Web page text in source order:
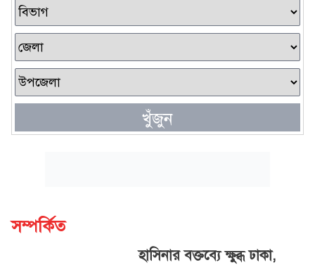
খুঁজুন
সম্পর্কিত
হাসিনার বক্তব্যে ক্ষুব্ধ ঢাকা,